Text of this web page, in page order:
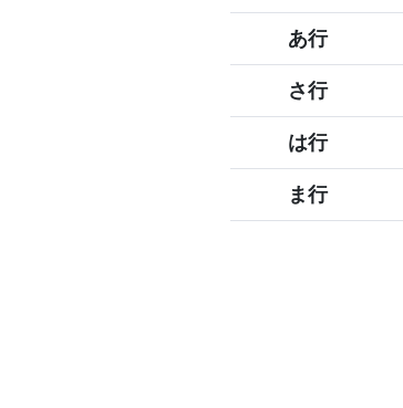
あ行
さ行
は行
ま行